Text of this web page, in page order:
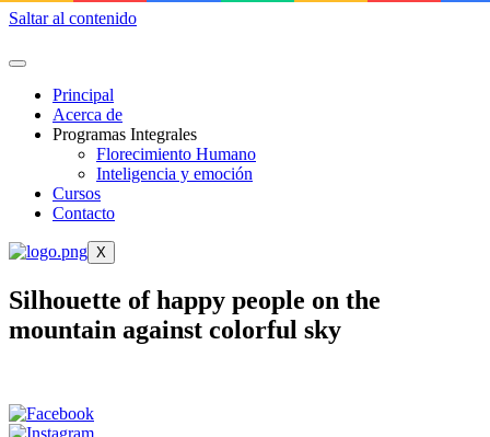
Saltar al contenido
Principal
Acerca de
Programas Integrales
Florecimiento Humano
Inteligencia y emoción
Cursos
Contacto
X
Silhouette of happy people on the
mountain against colorful sky